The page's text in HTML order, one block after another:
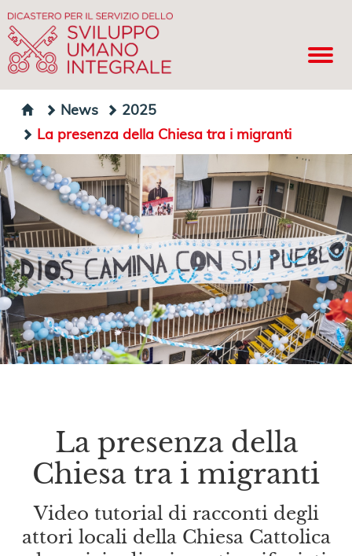
News
2025
La presenza della Chiesa tra i migranti
La presenza della
Chiesa tra i migranti
Video tutorial di racconti degli
attori locali della Chiesa Cattolica